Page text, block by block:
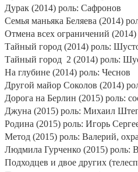
Дурак (2014) роль: Сафронов
Семья маньяка Беляева (2014)
Отмена всех ограничений
Тайный город (2014) роль:
Тайный город 2 (2014) роль:
На глубине (2014) роль: Чеснов
Другой майор Соколов (2014)
Дорога на Берлин (2015) роль:
Джуна (2015) роль: Михаил
Родина (2015) роль: Игорь
Метод (2015) роль: Валерий,
Людмила Гурченко (2015) роль:
Подходцев и двое других